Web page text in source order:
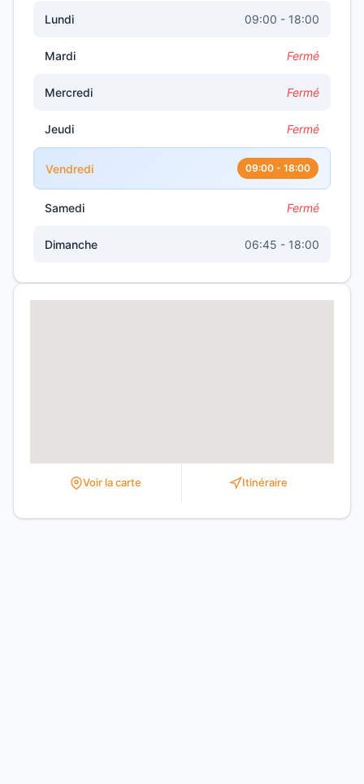
Lundi 09:00 - 18:00
Mardi Fermé
Mercredi Fermé
Jeudi Fermé
Vendredi 09:00 - 18:00
Samedi Fermé
Dimanche 06:45 - 18:00
Voir la carte Itinéraire